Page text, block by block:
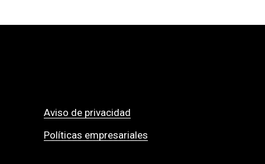
Aviso de privacidad
Políticas empresariales